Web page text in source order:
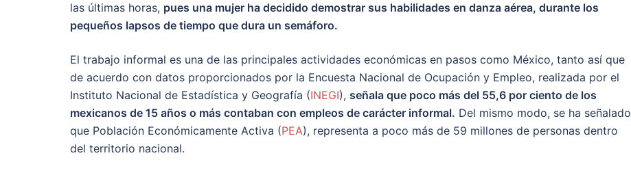
las últimas horas, pues una mujer ha decidido demostrar sus habilidades en danza aérea, durante los
pequeños lapsos de tiempo que dura un semáforo.
El trabajo informal es una de las principales actividades económicas en pasos como México, tanto así que
de acuerdo con datos proporcionados por la Encuesta Nacional de Ocupación y Empleo, realizada por el
Instituto Nacional de Estadística y Geografía (INEGI), señala que poco más del 55,6 por ciento de los
mexicanos de 15 años o más contaban con empleos de carácter informal. Del mismo modo, se ha señalado
que Población Económicamente Activa (PEA), representa a poco más de 59 millones de personas dentro
del territorio nacional.